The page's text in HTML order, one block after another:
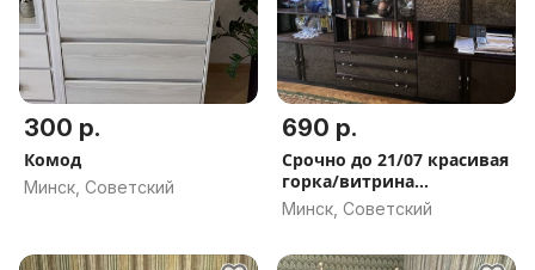
300 р.
Комод
Минск, Советский
690 р.
Срочно до 21/07 красивая
горка/витрина
импортная
Минск, Советский